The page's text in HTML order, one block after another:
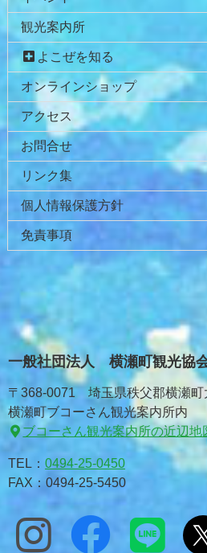
の
先
頭
る
戻
る
観光案内所
よこぜを知る
オンラインショップ
アクセス
お問合せ
リンク集
個人情報保護方針
免責事項
一般社団法人 横瀬町観光協
〒368-0071 埼玉県秩父郡横瀬町
横瀬町ブコーさん観光案内所内
ブコーさん観光案内所の近辺地
TEL： 0494-25-0450
FAX：0494-25-5450